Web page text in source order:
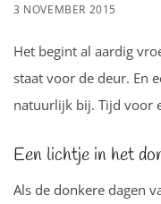
3 NOVEMBER 2015
Het begint al aardig
staat voor de deur. En
natuurlijk bij. Tijd voor
Een lichtje in het
Als de donkere dagen